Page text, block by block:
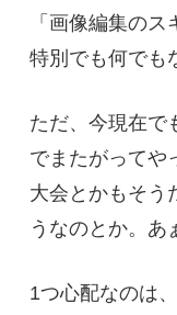
「画像編集の
特別でも何でも
ただ、今現在で
でまたがってや
大会とかもそう
うなのとか。あ
1つ心配なのは